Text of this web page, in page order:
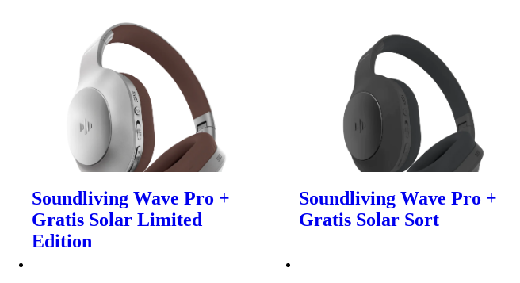
Soundliving Wave Pro +
Gratis Solar Limited
Edition
Soundliving Wave Pro +
Gratis Solar Sort